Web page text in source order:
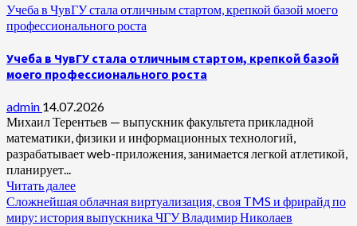
Учеба в ЧувГУ стала отличным стартом, крепкой базой моего
профессионального роста
Учеба в ЧувГУ стала отличным стартом, крепкой базой
моего профессионального роста
admin 14.07.2026
Михаил Терентьев — выпускник факультета прикладной
математики, физики и информационных технологий,
разрабатывает web-приложения, занимается легкой атлетикой,
планирует...
Читать далее
Сложнейшая облачная виртуализация, своя TMS и фрирайд по
миру: история выпускника ЧГУ Владимир Николаев